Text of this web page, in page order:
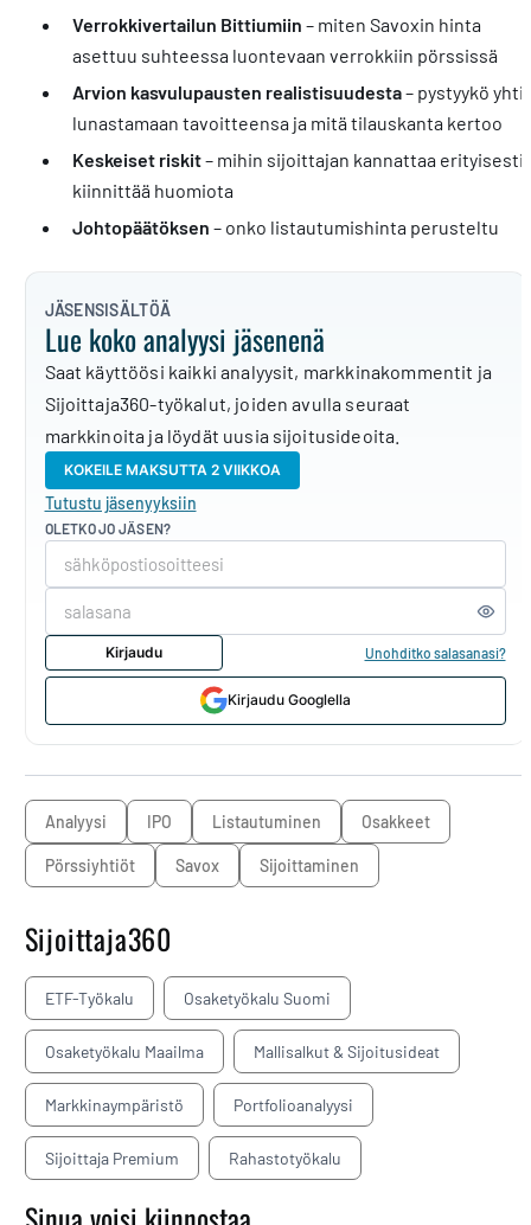
Verrokkivertailun Bittiumiin – miten Savoxin hinta
asettuu suhteessa luontevaan verrokkiin pörssissä
Arvion kasvulupausten realistisuudesta– pystyykö
lunastamaan tavoitteensa ja mitä tilauskanta kertoo
Keskeiset riskit– mihin sijoittajan kannattaa erityisesti
kiinnittää huomiota
Johtopäätöksen – onko listautumishinta perusteltu
JÄSENSISÄLTÖÄ
Lue koko analyysi jäsenenä
Saat käyttöösi kaikki analyysit, markkinakommentit ja
Sijoittaja360-työkalut, joiden avulla seuraat
markkinoita ja löydät uusia sijoitusideoita.
KOKEILE MAKSUTTA 2 VIIKKOA
Tutustu jäsenyyksiin
OLETKO JO JÄSEN?
Kirjaudu Unohditko salasanasi?
Kirjaudu Googlella
analyysi IPO listautuminen osakkeet
pörssiyhtiöt Savox sijoittaminen
Sijoittaja360
ETF-Työkalu Osaketyökalu Suomi
Osaketyökalu Maailma Mallisalkut & Sijoitusideat
Markkinaympäristö Portfolioanalyysi
Sijoittaja Premium Rahastotyökalu